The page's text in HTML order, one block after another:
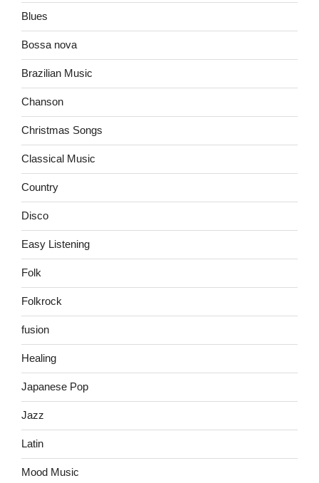
Blues
Bossa nova
Brazilian Music
Chanson
Christmas Songs
Classical Music
Country
Disco
Easy Listening
Folk
Folkrock
fusion
Healing
Japanese Pop
Jazz
Latin
Mood Music